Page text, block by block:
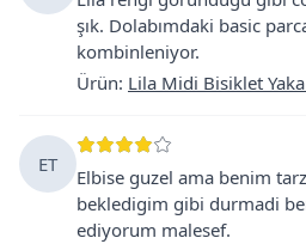
şık. Dolabımdaki basic
kombinleniyor.
Ürün: Lila Midi Bisiklet
ET
Elbise guzel ama benim
bekledigim gibi durmadi
ediyorum malesef.